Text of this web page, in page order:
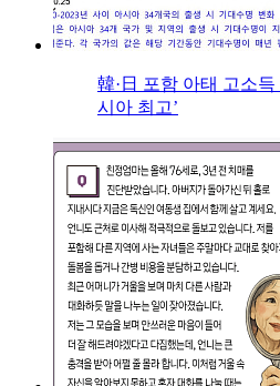
韓·日 포함 아태 고소
시아 최고’